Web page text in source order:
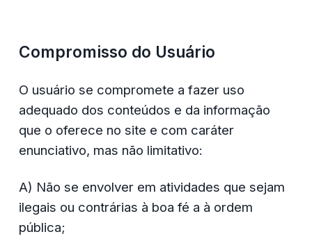
Compromisso do Usuário
O usuário se compromete a fazer uso
adequado dos conteúdos e da informação
que o oferece no site e com caráter
enunciativo, mas não limitativo:
A) Não se envolver em atividades que sejam
ilegais ou contrárias à boa fé a à ordem
pública;